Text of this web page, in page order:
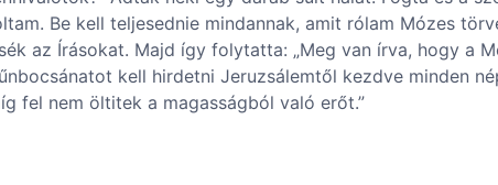
Be kell teljesednie mindannak, amit rólam Mózes
az Írásokat. Majd így folytatta: „Meg van írva, hogy a
kell hirdetni Jeruzsálemtől kezdve minden
fel nem öltitek a magasságból való erőt.”